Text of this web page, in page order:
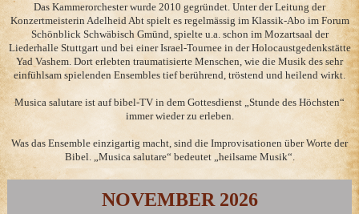
Das Kammerorchester wurde 2010 gegründet. Unter der Leitung der
Konzertmeisterin Adelheid Abt spielt es regelmässig im Klassik-Abo im Forum
Schönblick Schwäbisch Gmünd, spielte u.a. schon im Mozartsaal der
Liederhalle Stuttgart und bei einer Israel-Tournee in der Holocaustgedenkstätte
Yad Vashem. Dort erlebten traumatisierte Menschen, wie die Musik des sehr
einfühlsam spielenden Ensembles tief berührend, tröstend und heilend wirkt.
Musica salutare ist auf bibel-TV in dem Gottesdienst „Stunde des Höchsten“
immer wieder zu erleben.
Was das Ensemble einzigartig macht, sind die Improvisationen über Worte der
Bibel. „Musica salutare“ bedeutet „heilsame Musik“.
NOVEMBER 2026